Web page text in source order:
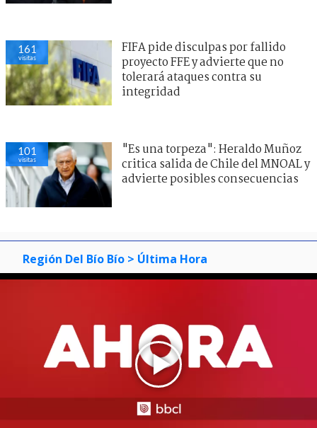
161
visitas
FIFA pide disculpas por fallido
proyecto FFE y advierte que no
tolerará ataques contra su
integridad
101
visitas
"Es una torpeza": Heraldo Muñoz
critica salida de Chile del MNOAL y
advierte posibles consecuencias
Región Del Bío Bío > Última Hora